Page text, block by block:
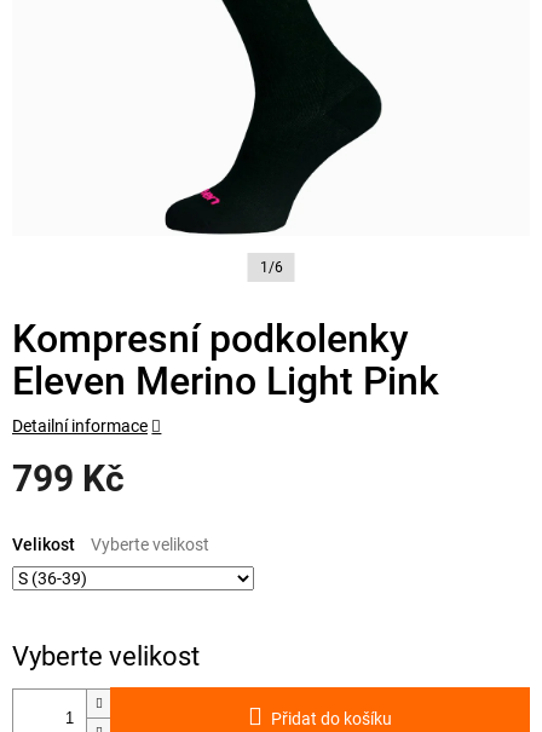
1/6
Kompresní podkolenky
Eleven Merino Light Pink
799 Kč
cena:
Velikost
Přidat do košíku
Detailní informace